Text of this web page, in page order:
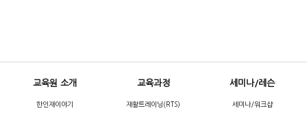
교육원 소개
한인재이야기
교육과정
재활트레이닝(RTS)
세미나/레슨
세미나/워크샵